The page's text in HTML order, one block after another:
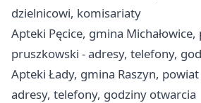
dzielnicowi, komisariaty
Apteki Pęcice, gmina
pruszkowski - adresy, telefony,
Apteki Łady, gmina Raszyn,
adresy, telefony, godziny otwarcia